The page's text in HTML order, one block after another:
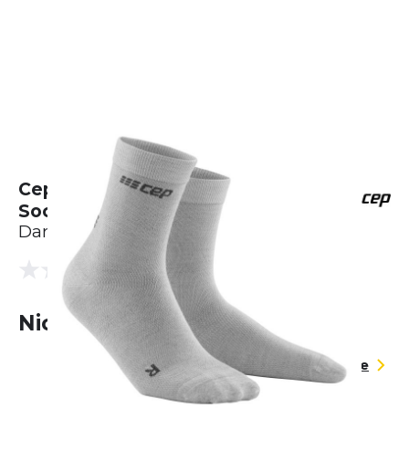
Cep Allday Recovery Mid Cut
Socks
Damen
0.0 (0 Bewertungen)
Nicht lieferbar
Größentabelle